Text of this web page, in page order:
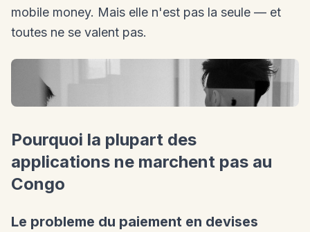
mobile money. Mais elle n'est pas la seule — et
toutes ne se valent pas.
Pourquoi la plupart des
applications ne marchent pas au
Congo
Le probleme du paiement en devises